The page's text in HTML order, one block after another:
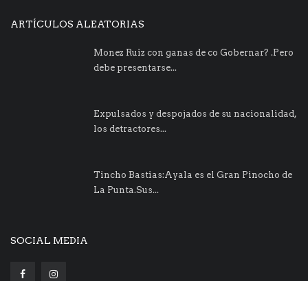
ARTÍCULOS ALEATORIAS
Monez Ruiz con ganas de co Gobernar? .Pero
debe presentarse...
Expulsados y despojados de su nacionalidad,
los detractores...
Tincho Bastias:Ayala es el Gran Pinocho de
La Punta.Sus...
SOCIAL MEDIA